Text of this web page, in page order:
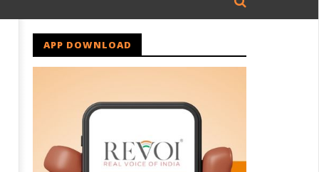
APP DOWNLOAD